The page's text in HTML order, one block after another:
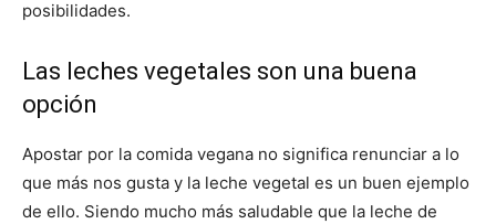
posibilidades.
Las leches vegetales son una buena
opción
Apostar por la comida vegana no significa renunciar a lo
que más nos gusta y la leche vegetal es un buen ejemplo
de ello. Siendo mucho más saludable que la leche de